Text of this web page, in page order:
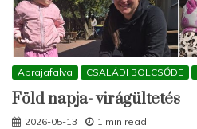
Aprajafalva CSALÁDI BÖLCSŐDE
Föld napja- virágültetés
2026-05-13 1 min read